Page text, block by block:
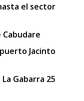
el sector
Jacinto
Gabarra 25